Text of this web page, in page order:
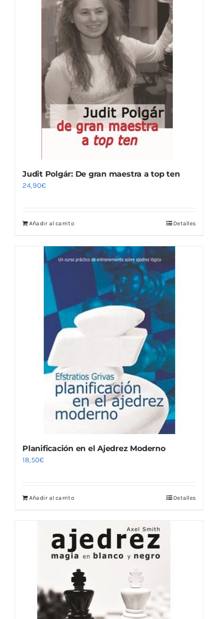
Judit Polgár: De gran maestra a top ten
24,90€
Añadir al carrito Detalles
Planificación en el Ajedrez Moderno
18,50€
Añadir al carrito Detalles